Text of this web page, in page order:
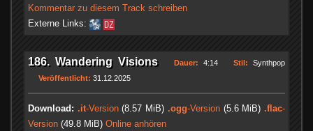
Kommentar zu diesem Track schreiben
Externe Links:
186. Wandering Visions Dauer: 4:14 Stil: Synthpop
Veröffentlicht: 31.12.2025
Download: .it-Version(8.57 MiB) .ogg-Version(5.6 MiB).flac-
Version (49.8 MiB) Online anhören